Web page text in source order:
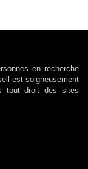
en recherche
est soigneusement
tout droit des sites